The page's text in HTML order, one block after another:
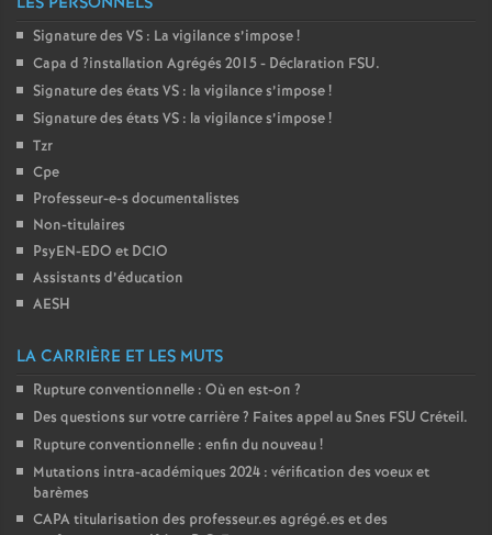
r
Signature des VS : La vigilance s’impose!
Capa d ?installation Agrégés 2015 - Déclaration FSU.
Signature des états VS : la vigilance s’impose!
Signature des états VS : la vigilance s’impose!
Tzr
Cpe
Professeur-e-s documentalistes
Non-titulaires
PsyEN-EDO et DCIO
Assistants d’éducation
AESH
LA CARRIÈRE ET LES MUTS
Rupture conventionnelle : Où en est-on ?
Des questions sur votre carrière? Faites appel au Snes FSU Créteil.
Rupture conventionnelle : enfin du nouveau!
Mutations intra-académiques 2024 : vérification des voeux et
barèmes
CAPAtitularisation des professeur.es agrégé.es et des